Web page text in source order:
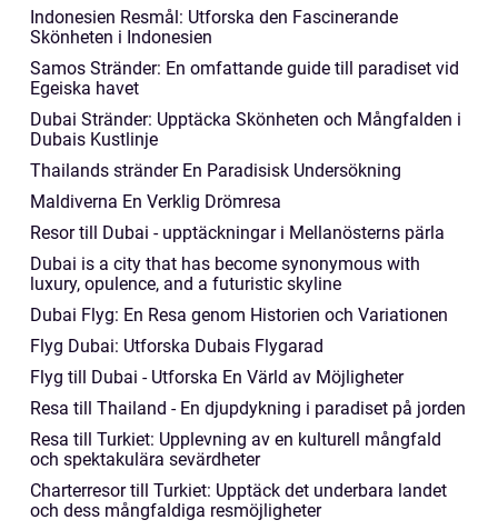
Indonesien Resmål: Utforska den Fascinerande
Skönheten i Indonesien
Samos Stränder: En omfattande guide till paradiset vid
Egeiska havet
Dubai Stränder: Upptäcka Skönheten och Mångfalden i
Dubais Kustlinje
Thailands stränder En Paradisisk Undersökning
Maldiverna En Verklig Drömresa
Resor till Dubai - upptäckningar i Mellanösterns pärla
Dubai is a city that has become synonymous with
luxury, opulence, and a futuristic skyline
Dubai Flyg: En Resa genom Historien och Variationen
Flyg Dubai: Utforska Dubais Flygarad
Flyg till Dubai - Utforska En Värld av Möjligheter
Resa till Thailand - En djupdykning i paradiset på jorden
Resa till Turkiet: Upplevning av en kulturell mångfald
och spektakulära sevärdheter
Charterresor till Turkiet: Upptäck det underbara landet
och dess mångfaldiga resmöjligheter